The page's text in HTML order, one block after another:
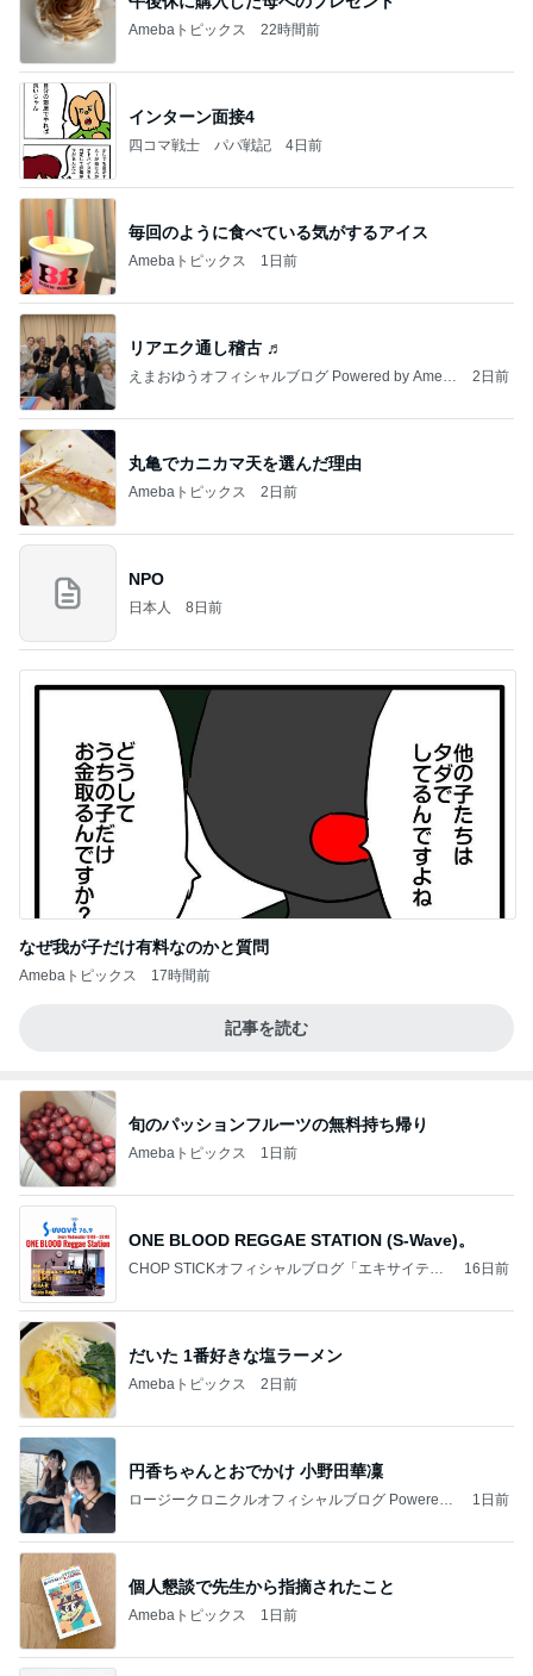
Amebaトピックス 22時間前
インターン面接4
四コマ戦士 パパ戦記 4日前
毎回のように食べている気がするアイス
Amebaトピックス 1日前
リアエク通し稽古 ♬
えまおゆうオフィシャルブログ Powered by Ameb
2日前
丸亀でカニカマ天を選んだ理由
Amebaトピックス 2日前
NPO
日本人 8日前
なぜ我が子だけ有料なのかと質問
Amebaトピックス 17時間前
記事を読む
旬のパッションフルーツの無料持ち帰り
Amebaトピックス 1日前
ONE BLOOD REGGAE STATION (S-Wave)。
CHOP STICKオフィシャルブログ「エキサイティ
16日前
だいた 1番好きな塩ラーメン
Amebaトピックス 2日前
円香ちゃんとおでかけ 小野田華凜
ロージークロニクルオフィシャルブログ Powered
1日前
個人懇談で先生から指摘されたこと
Amebaトピックス 1日前